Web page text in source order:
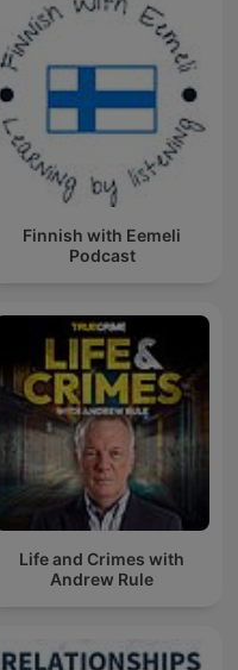
Finnish with Eemeli
Podcast
Life and Crimes with
Andrew Rule